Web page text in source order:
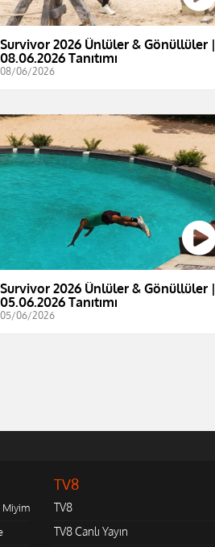
Survivor 2026 Ünlüler & Gönüllüler |
08.06.2026 Tanıtımı
08/06/2026
Survivor 2026 Ünlüler & Gönüllüler |
05.06.2026 Tanıtımı
05/06/2026
Miyim
TV8
TV8
TV8 Canlı Yayın